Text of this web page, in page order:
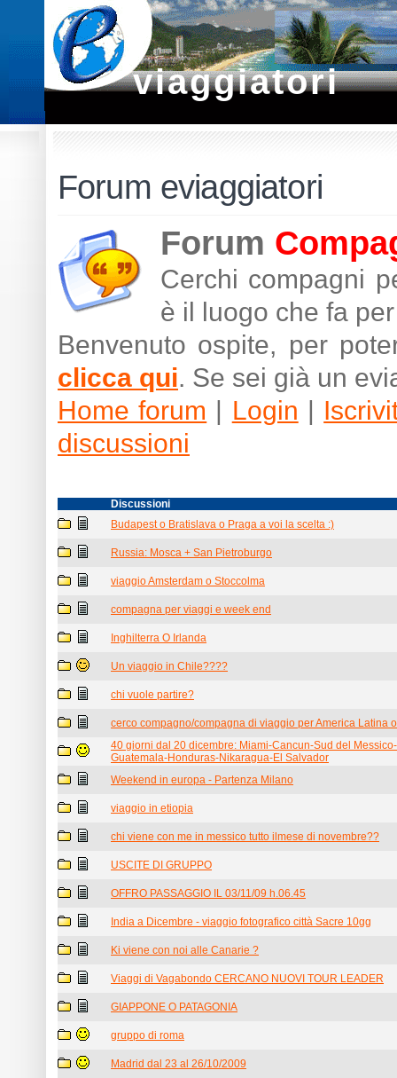
viaggiatori
Forum eviaggiatori
Forum
Cerchi compagni
è il luogo che fa
Benvenuto ospite, per
clicca qui. Se sei già un
Home forum | Login |
discussioni
Discussioni
Budapest o Bratislava o Praga a voi la scelta :)
Russia: Mosca + San Pietroburgo
viaggio Amsterdam o Stoccolma
compagna per viaggi e week end
Inghilterra O Irlanda
Un viaggio in Chile????
chi vuole partire?
cerco compagno/compagna di viaggio per America Latina
40 giorni dal 20 dicembre: Miami-Cancun-Sud del
Guatemala-Honduras-Nikaragua-El Salvador
Weekend in europa - Partenza Milano
viaggio in etiopia
chi viene con me in messico tutto ilmese di novembre??
USCITE DI GRUPPO
OFFRO PASSAGGIO IL 03/11/09 h.06.45
India a Dicembre - viaggio fotografico città Sacre 10gg
Ki viene con noi alle Canarie ?
Viaggi di Vagabondo CERCANO NUOVI TOUR LEADER
GIAPPONE O PATAGONIA
gruppo di roma
Madrid dal 23 al 26/10/2009